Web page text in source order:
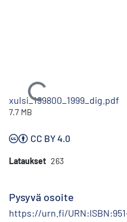
Ladataan...
xulsi_199800_1999_dig.pdf
7.7 MB
CC BY 4.0
Lataukset 263
Pysyvä osoite
https://urn.fi/